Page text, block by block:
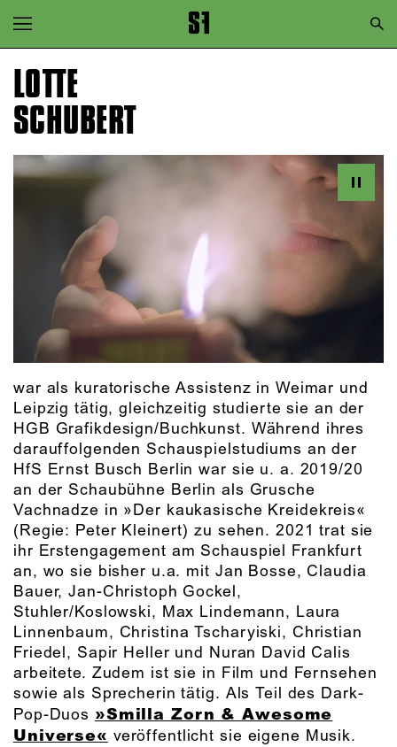
Zur Hauptnavigation springen
Zum Hauptinhalt springen
Zum Footer springen
LOTTE
SCHUBERT
war als kuratorische Assistenz in Weimar und
Leipzig tätig, gleichzeitig studierte sie an der
HGB Grafikdesign/Buchkunst. Während ihres
darauffolgenden Schauspielstudiums an der
HfS Ernst Busch Berlin war sie u. a. 2019/20
an der Schaubühne Berlin als Grusche
Vachnadze in »Der kaukasische Kreidekreis«
(Regie: Peter Kleinert) zu sehen. 2021 trat sie
ihr Erstengagement am Schauspiel Frankfurt
an, wo sie bisher u.a. mit Jan Bosse, Claudia
Bauer, Jan-Christoph Gockel,
Stuhler/Koslowski, Max Lindemann, Laura
Linnenbaum, Christina Tscharyiski, Christian
Friedel, Sapir Heller und Nuran David Calis
arbeitete. Zudem ist sie in Film und Fernsehen
sowie als Sprecherin tätig. Als Teil des Dark-
Pop-Duos »Smilla Zorn & Awesome
Universe« veröffentlicht sie eigene Musik.